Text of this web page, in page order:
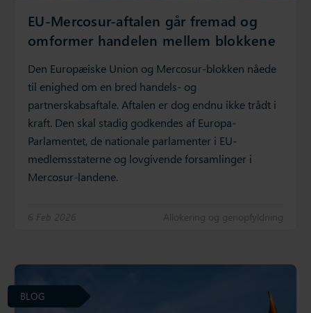
EU-Mercosur-aftalen går fremad og
omformer handelen mellem blokkene
Den Europæiske Union og Mercosur-blokken nåede
til enighed om en bred handels- og
partnerskabsaftale. Aftalen er dog endnu ikke trådt i
kraft. Den skal stadig godkendes af Europa-
Parlamentet, de nationale parlamenter i EU-
medlemsstaterne og lovgivende forsamlinger i
Mercosur-landene.
6 Feb 2026 Allokering og genopfyldning
BLOG